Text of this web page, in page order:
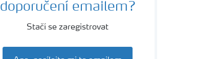
doporučení emailem?
Stačí se zaregistrovat